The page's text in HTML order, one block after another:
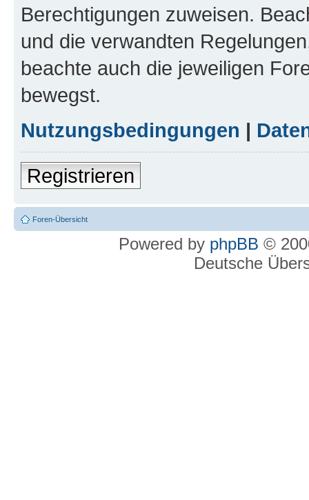
Berechtigungen zuweisen.
und die verwandten
beachte auch die jeweiligen
bewegst.
Nutzungsbedingungen |
Registrieren
Foren-Übersicht
Powered by phpBB ©
Deutsche